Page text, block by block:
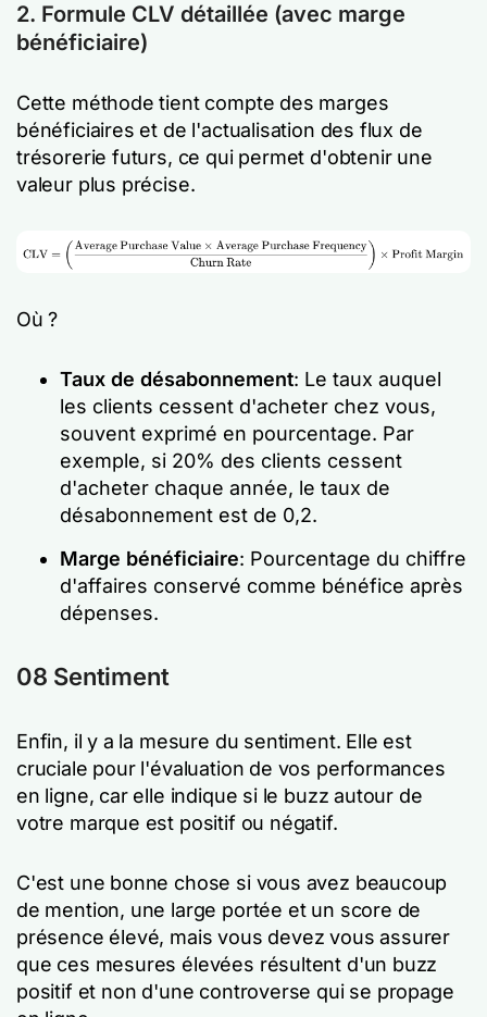
2. Formule CLV détaillée (avec marge
bénéficiaire)
Cette méthode tient compte des marges
bénéficiaires et de l'actualisation des flux de
trésorerie futurs, ce qui permet d'obtenir une
valeur plus précise.
Où ?
Taux de désabonnement: Le taux auquel
les clients cessent d'acheter chez vous,
souvent exprimé en pourcentage. Par
exemple, si 20% des clients cessent
d'acheter chaque année, le taux de
désabonnement est de 0,2.
Marge bénéficiaire: Pourcentage du chiffre
d'affaires conservé comme bénéfice après
dépenses.
08 Sentiment
Enfin, il y a la mesure du sentiment. Elle est
cruciale pour l'évaluation de vos performances
en ligne, car elle indique si le buzz autour de
votre marque est positif ou négatif.
C'est une bonne chose si vous avez beaucoup
de mention, une large portée et un score de
présence élevé, mais vous devez vous assurer
que ces mesures élevées résultent d'un buzz
positif et non d'une controverse qui se propage